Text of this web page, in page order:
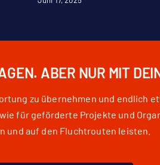
ABER NUR MIT
zu übernehmen und endlich
für geförderte Projekte und
und auf den Fluchtrouten leisten.